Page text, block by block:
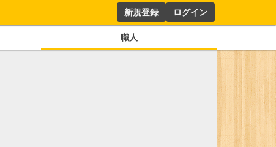
新規登録 ログイン
職人